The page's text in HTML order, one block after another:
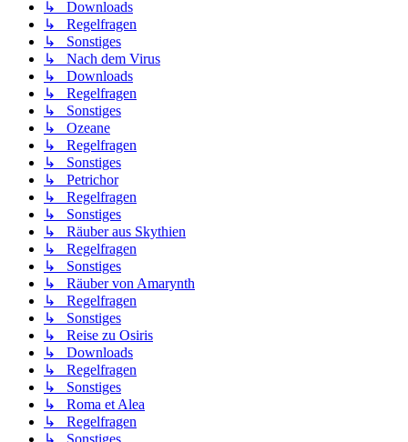
↳ Downloads
↳ Regelfragen
↳ Sonstiges
↳ Nach dem Virus
↳ Downloads
↳ Regelfragen
↳ Sonstiges
↳ Ozeane
↳ Regelfragen
↳ Sonstiges
↳ Petrichor
↳ Regelfragen
↳ Sonstiges
↳ Räuber aus Skythien
↳ Regelfragen
↳ Sonstiges
↳ Räuber von Amarynth
↳ Regelfragen
↳ Sonstiges
↳ Reise zu Osiris
↳ Downloads
↳ Regelfragen
↳ Sonstiges
↳ Roma et Alea
↳ Regelfragen
↳ Sonstiges